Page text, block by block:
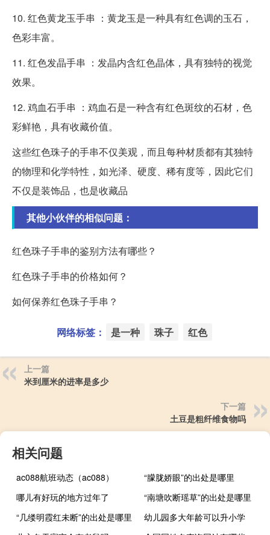
10. 红色黄龙玉手串 ：黄龙玉是一种具有红色调的玉石，
色彩丰富。
11. 红色发晶手串 ：发晶内含红色晶体，具有独特的视觉
效果。
12. 鸡血石手串 ：鸡血石是一种含有红色斑纹的石材，色
彩鲜艳，具有收藏价值。
这些红色珠子的手串不仅美观，而且每种材质都有其独特
的物理和化学特性，如光泽、硬度、稀有度等，因此它们
不仅是装饰品，也是收藏品
其他小伙伴的相似问题：
红色珠子手串的鉴别方法有哪些？
红色珠子手串的价格如何？
如何保养红色珠子手串？
网络标签： 是一种 珠子 红色
上一篇
米到厘米的进率是多少
下一篇
土豆是粗纤维食物吗
相关问题
ac088航班动态（ac088）
“朦胧娇眼”的出处是哪里
哪儿有好玩的地方过年了
“南塘吹断瑶草”的出处是哪里
“几缕明霞红未断”的出处是哪里
幼儿园多大年龄可以升小学